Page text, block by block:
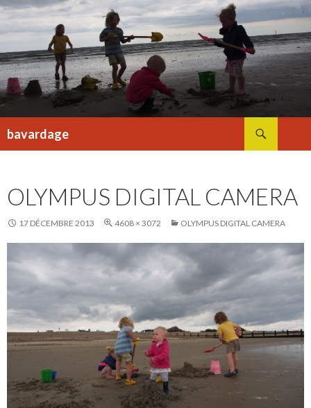
bavardage
OLYMPUS DIGITAL CAMERA
17 DÉCEMBRE 2013 4608 × 3072 OLYMPUS DIGITAL CAMERA